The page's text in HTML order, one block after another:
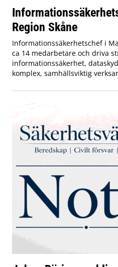
Region Skåne
Informationssäkerhetschef i
ca 14 medarbetare och driva
informationssäkerhet,
komplex, samhällsviktig